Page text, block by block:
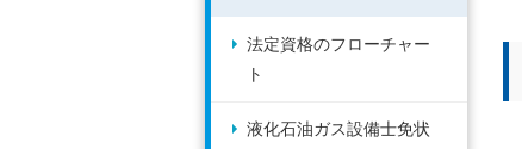
法定資格のフローチャー
ト
液化石油ガス設備士免状